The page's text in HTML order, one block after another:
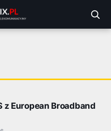
z European Broadband